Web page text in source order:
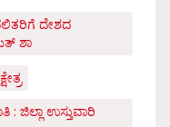
ದೇಶದ
ಶಾ
: ಜಿಲ್ಲಾ ಉಸ್ತುವಾರಿ